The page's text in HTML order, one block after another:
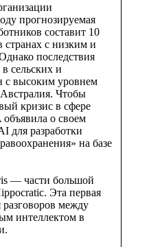
прогнозируемая
составит 10
странах с низким и
последствия
сельских и
с высоким уровнем
Чтобы
кризис в сфере
о своем
для разработки
на базе
— части большой
Эта первая
разговоров между
интеллектом в